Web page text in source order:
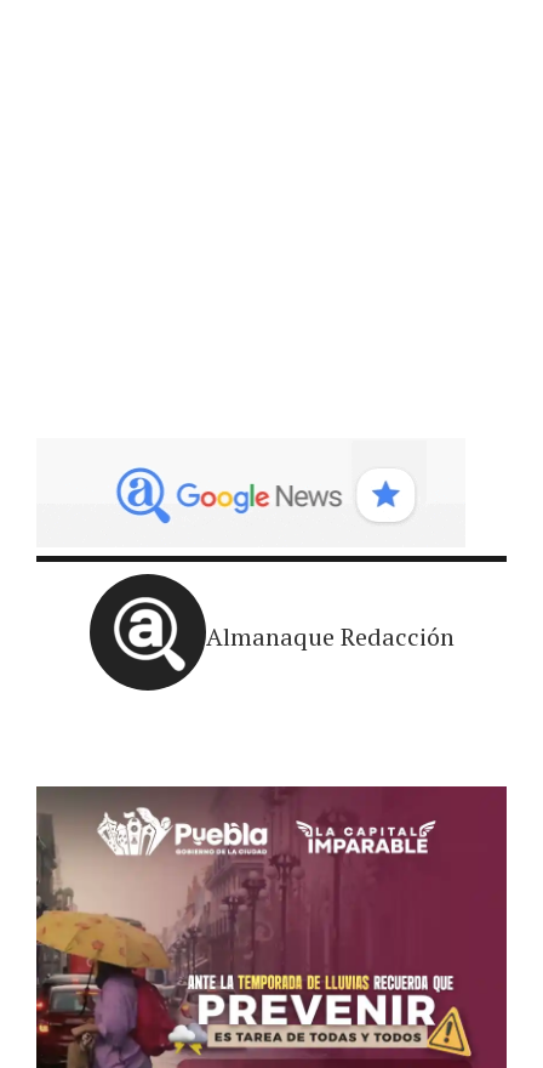
Almanaque Redacción